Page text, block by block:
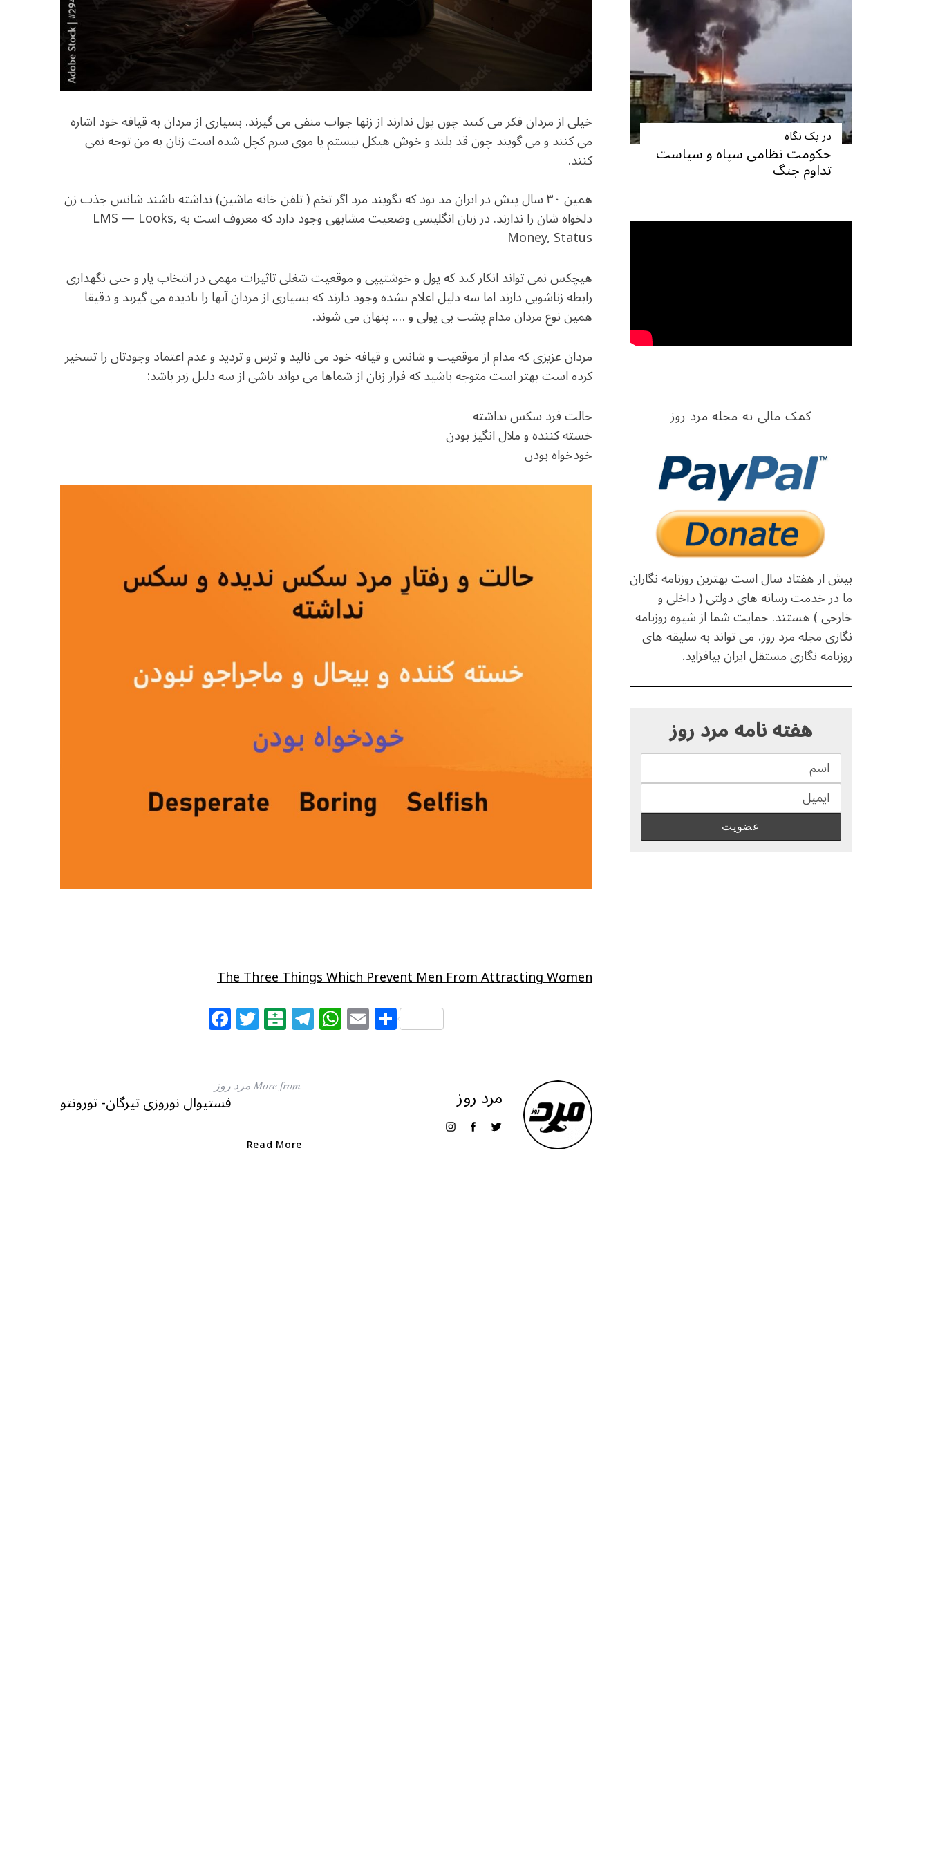
خیلی از مردان فکر می کنند چون پول ندارند از زنها جواب منفی می گیرند. بسیاری از مردان به قیافه خود اشاره
می کنند و می گویند چون قد بلند و خوش هیکل نیستم یا موی سرم کچل شده است زنان به من توجه نمی
کنند.
همین ۳۰ سال پیش در ایران مد بود که بگویند مرد اگر تخم ( تلفن خانه ماشین) نداشته باشند شانس جذب زن
دلخواه شان را ندارند. در زبان انگلیسی وضعیت مشابهی وجود دارد که معروف است به LMS — Looks,
Money, Status
هیچکس نمی تواند انکار کند که پول و خوشتیپی و موقعیت شغلی تاثیرات مهمی در انتخاب یار و حتی نگهداری
رابطه زناشویی دارند اما سه دلیل اعلام نشده وجود دارند که بسیاری از مردان آنها را نادیده می گیرند و دقیقا
همین نوع مردان مدام پشت بی پولی و …. پنهان می شوند.
مردان عزیزی که مدام از موقعیت و شانس و قیافه خود می نالید و ترس و تردید و عدم اعتماد وجودتان را تسخیر
کرده است بهتر است متوجه باشید که فرار زنان از شماها می تواند ناشی از سه دلیل زیر باشد:
حالت فرد سکس نداشته
خسته کننده و ملال انگیز بودن
خودخواه بودن
The Three Things Which Prevent Men From Attracting Women
F
a
e
boo
T
w
e
B
al
ar
T
el W
h E
m S
h
مرد روز More from مرد روز
فستیوال نوروزی تیرگان- تورونتو
Read More
در یک نگاه
حکومت نظامی سپاه و سیاست
تداوم جنگ
کمک مالی به مجله مرد روز
بیش از هفتاد سال است بهترین روزنامه نگاران
ما در خدمت رسانه های دولتی ( داخلی و
خارجی ) هستند. حمایت شما از شیوه روزنامه
نگاری مجله مرد روز، می تواند به سلیقه های
روزنامه نگاری مستقل ایران بیافزاید.
هفته نامه مرد روز
S
r
c
f
r